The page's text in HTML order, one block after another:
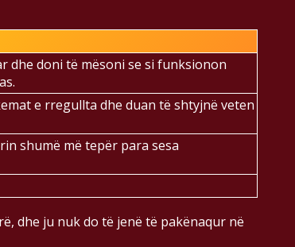
dhe doni të mësoni se si funksionon
e rregullta dhe duan të shtyjnë veten
shumë më tepër para sesa
dhe ju nuk do të jenë të pakënaqur në